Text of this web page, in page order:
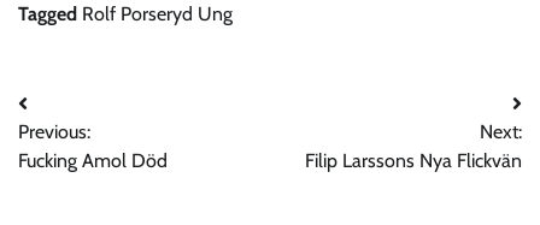
Tagged Rolf Porseryd Ung
Post
navigation
Previous:
Fucking Amol Död
Next:
Filip Larssons Nya Flickvän